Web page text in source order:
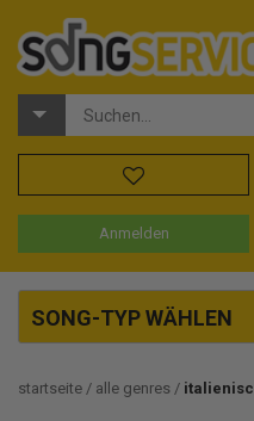
Anmelden
SONG-TYP WÄHLEN
startseite alle genres